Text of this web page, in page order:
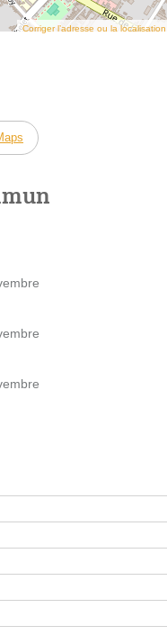
Corriger l’adresse ou la localisation